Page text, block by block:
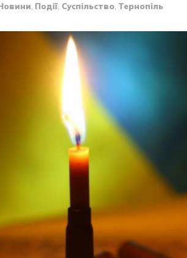
Події Суспільство Тернопіль